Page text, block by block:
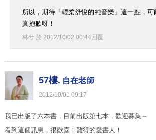
所以，期待「輕柔舒悅的純音樂」這一點，可
真抱歉呀！
林兮 於 2012/10/02 00:44回覆
57樓. 自在老師
2012/10/01 09:17
我已出版了六本書，目前出版第七本，歡迎募集～
看到這個訊息，很歡喜！難得的愛書人！